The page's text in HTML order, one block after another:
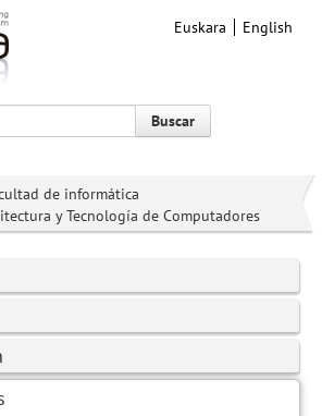
Euskara English
Buscar
de informática
y Tecnología de Computadores